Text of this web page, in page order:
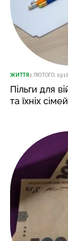
ЖИТТЯ2 ЛЮТОГО,
Пільги для
та їхніх